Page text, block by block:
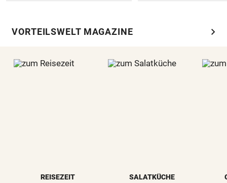
VORTEILSWELT MAGAZINE chevron_right
REISEZEIT SALATKÜCHE